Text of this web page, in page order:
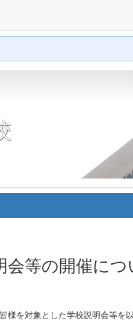
等の開催につ
を対象とした学校説明会等を